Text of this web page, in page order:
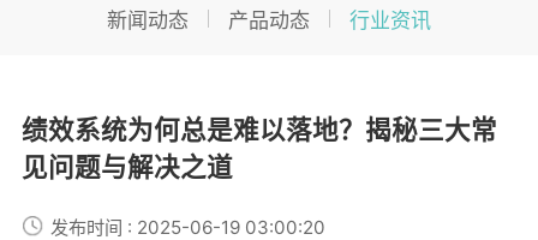
新闻动态 产品动态 行业资讯
绩效系统为何总是难以落地？揭秘三大常
见问题与解决之道
发布时间 : 2025-06-19 03:00:20